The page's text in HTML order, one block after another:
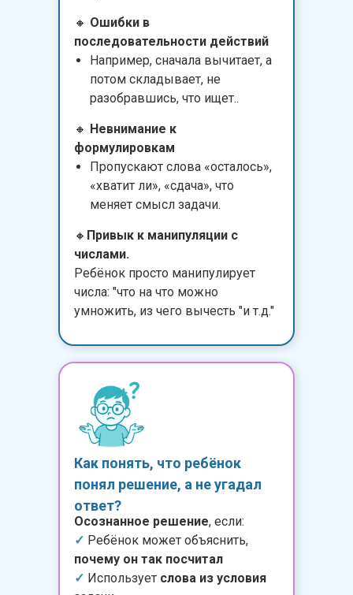
Как понять, что ребёнок
понял решение, а не угадал
ответ?
Осознанное решение, если:
✓ Ребёнок может объяснить,
почему он так посчитал
✓ Использует слова из условия
🔸 Ошибки в
последовательности действий
Например, сначала вычитает, а
потом складывает, не
разобравшись, что ищет..
🔸 Невнимание к
формулировкам
Пропускают слова «осталось»,
«хватит ли», «сдача», что
меняет смысл задачи.
🔸 Привык к манипуляции с
числами.
Ребёнок просто манипулирует
числа: "что на что можно
умножить, из чего вычесть "и т.д."